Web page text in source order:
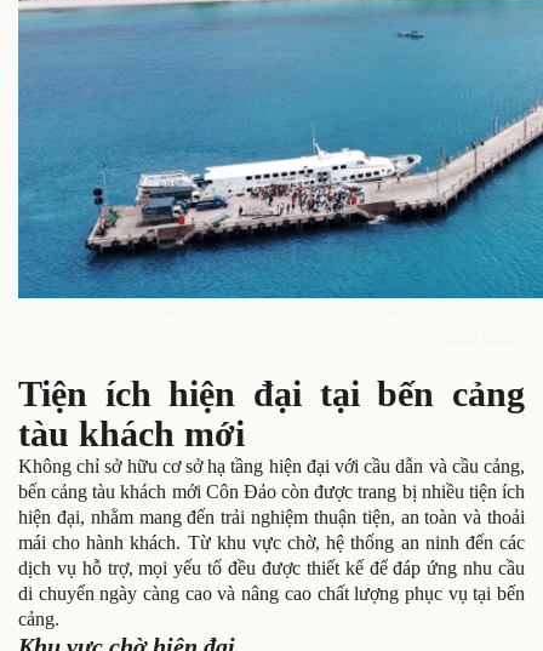
Tiện ích hiện đại tại bến cảng
tàu khách mới
Không chỉ sở hữu cơ sở hạ tầng hiện đại với cầu dẫn và cầu cảng,
bến cảng tàu khách mới Côn Đảo còn được trang bị nhiều tiện ích
hiện đại, nhằm mang đến trải nghiệm thuận tiện, an toàn và thoải
mái cho hành khách. Từ khu vực chờ, hệ thống an ninh đến các
dịch vụ hỗ trợ, mọi yếu tố đều được thiết kế để đáp ứng nhu cầu
di chuyển ngày càng cao và nâng cao chất lượng phục vụ tại bến
cảng.